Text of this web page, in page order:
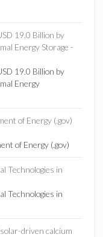
19.0 Billion by
Energy Storage -
19.0 Billion by
Energy
of Energy (.gov)
of Energy (.gov)
Technologies in
Technologies in
driven calcium